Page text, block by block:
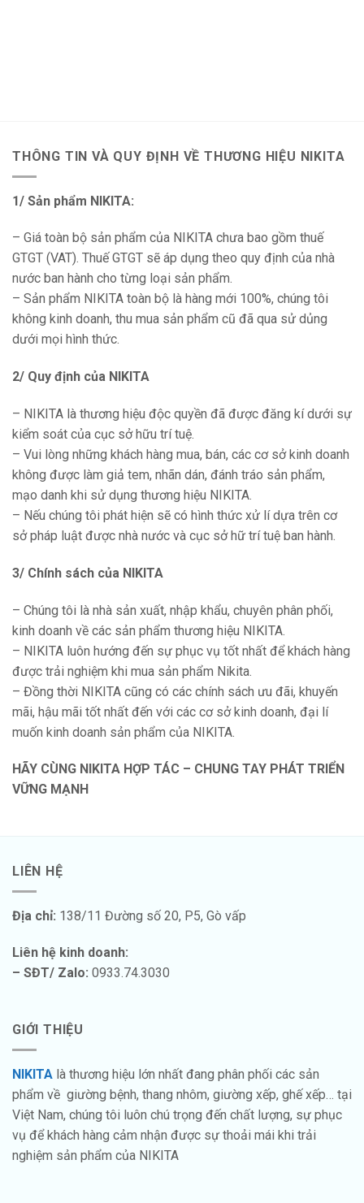
THÔNG TIN VÀ QUY ĐỊNH VỀ THƯƠNG HIỆU NIKITA
1/ Sản phẩm NIKITA:
– Giá toàn bộ sản phẩm của NIKITA chưa bao gồm thuế
GTGT (VAT). Thuế GTGT sẽ áp dụng theo quy định của nhà
nước ban hành cho từng loại sản phẩm.
– Sản phẩm NIKITA toàn bộ là hàng mới 100%, chúng tôi
không kinh doanh, thu mua sản phẩm cũ đã qua sử dủng
dưới mọi hình thức.
2/ Quy định của NIKITA
– NIKITA là thương hiệu độc quyền đã được đăng kí dưới sự
kiểm soát của cục sở hữu trí tuệ.
– Vui lòng những khách hàng mua, bán, các cơ sở kinh doanh
không được làm giả tem, nhãn dán, đánh tráo sản phẩm,
mạo danh khi sử dụng thương hiệu NIKITA.
– Nếu chúng tôi phát hiện sẽ có hình thức xử lí dựa trên cơ
sở pháp luật được nhà nước và cục sở hữ trí tuệ ban hành.
3/ Chính sách của NIKITA
– Chúng tôi là nhà sản xuất, nhập khẩu, chuyên phân phối,
kinh doanh về các sản phẩm thương hiệu NIKITA.
– NIKITA luôn hướng đến sự phục vụ tốt nhất để khách hàng
được trải nghiệm khi mua sản phẩm Nikita.
– Đồng thời NIKITA cũng có các chính sách ưu đãi, khuyến
mãi, hậu mãi tốt nhất đến với các cơ sở kinh doanh, đại lí
muốn kinh doanh sản phẩm của NIKITA.
HÃY CÙNG NIKITA HỢP TÁC – CHUNG TAY PHÁT TRIỂN
VỮNG MẠNH
LIÊN HỆ
Địa chỉ: 138/11 Đường số 20, P5, Gò vấp
Liên hệ kinh doanh:
– SĐT/ Zalo: 0933.74.3030
GIỚI THIỆU
NIKITA là thương hiệu lớn nhất đang phân phối các sản
phẩm về giường bệnh, thang nhôm, giường xếp, ghế xếp… tại
Việt Nam, chúng tôi luôn chú trọng đến chất lượng, sự phục
vụ để khách hàng cảm nhận được sự thoải mái khi trải
nghiệm sản phẩm của NIKITA